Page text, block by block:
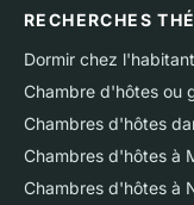
RECHERCHES
Dormir chez
Chambre d'hôtes ou
Chambres d'hôtes
Chambres d'hôtes à
Chambres d'hôtes à